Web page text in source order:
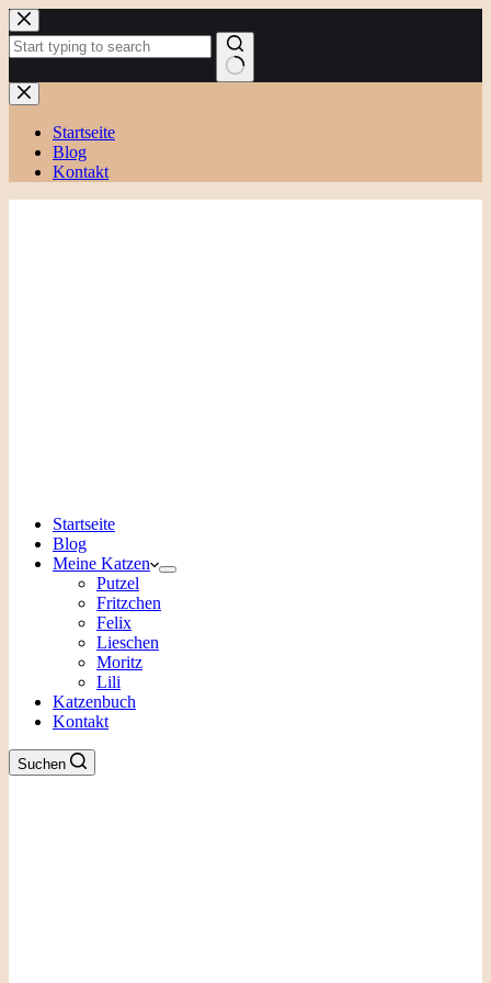
Zum
Inhalt
springen
Keine
Ergebnisse
Startseite
Blog
Kontakt
Startseite
Blog
Meine Katzen
Putzel
Fritzchen
Felix
Lieschen
Moritz
Lili
Katzenbuch
Kontakt
Suchen